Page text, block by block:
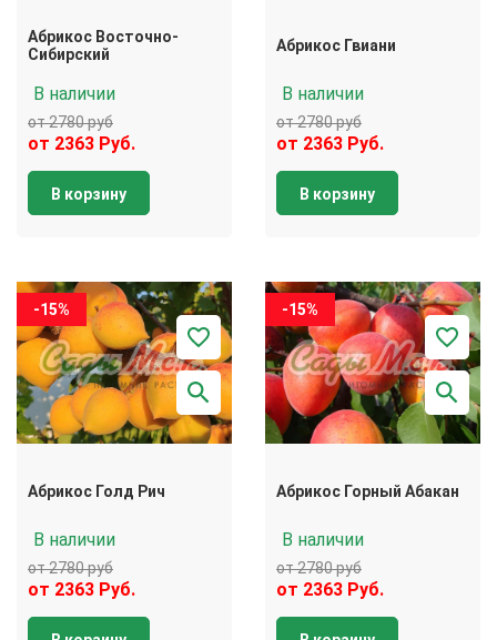
Абрикос Восточно-
Сибирский
В наличии
от 2780 руб
от 2363 Руб.
В корзину
Абрикос Гвиани
В наличии
от 2780 руб
от 2363 Руб.
В корзину
-15%
Абрикос Голд Рич
В наличии
от 2780 руб
от 2363 Руб.
-15%
Абрикос Горный Абакан
В наличии
от 2780 руб
от 2363 Руб.